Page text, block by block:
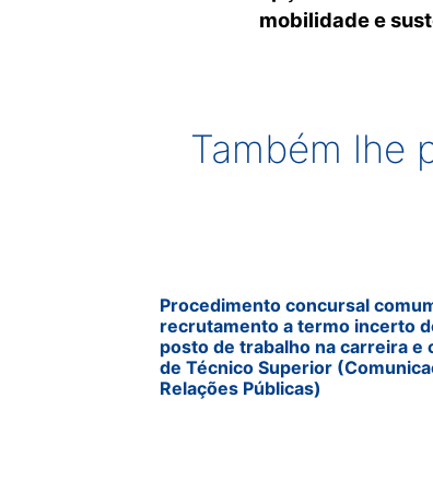
mobilidade e
Também lhe
Procedimento concursal
recrutamento a termo incerto
posto de trabalho na carreira e
de Técnico Superior
Relações Públicas)